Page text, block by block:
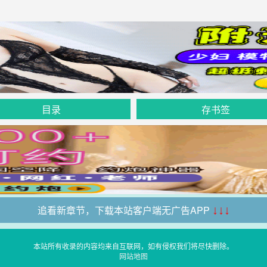
目录 存书签
追看新章节，下载本站客户端无广告APP ↓↓↓
本站所有收录的内容均来自互联网，如有侵权我们将尽快删除。
网站地图